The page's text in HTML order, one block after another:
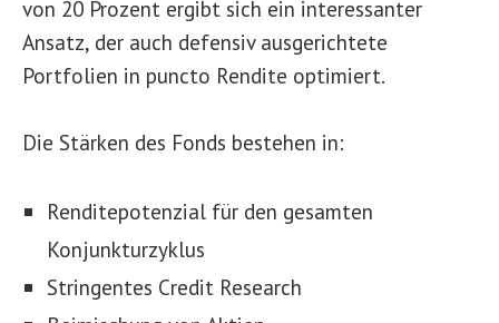
von 20 Prozent ergibt sich ein interessanter
Ansatz, der auch defensiv ausgerichtete
Portfolien in puncto Rendite optimiert.
Die Stärken des Fonds bestehen in:
Renditepotenzial für den gesamten
Konjunkturzyklus
Stringentes Credit Research